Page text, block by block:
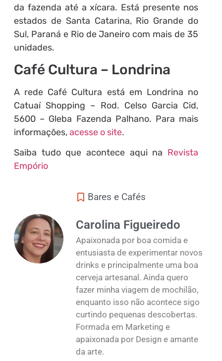
da fazenda até a xícara. Está presente nos
estados de Santa Catarina, Rio Grande do
Sul, Paraná e Rio de Janeiro com mais de 35
unidades.
Café Cultura – Londrina
A rede Café Cultura está em Londrina no
Catuaí Shopping – Rod. Celso Garcia Cid,
5600 – Gleba Fazenda Palhano. Para mais
informações,acesse o site.
Saiba tudo que acontece aqui na Revista
Empório
Bares e Cafés
Carolina Figueiredo
Apaixonada por boa comida e
entusiasta de experimentar novos
drinks e principalmente uma boa
cerveja artesanal. Ainda quero
fazer minha viagem de mochilão,
enquanto isso não acontece sigo
curtindo pequenas descobertas.
Formada em Marketing e
apaixonada por Design e amante
da arte.